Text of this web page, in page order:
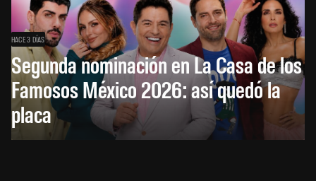
HACE 3 DÍAS
Segunda nominación en La Casa de los
Famosos México 2026: así quedó la
placa